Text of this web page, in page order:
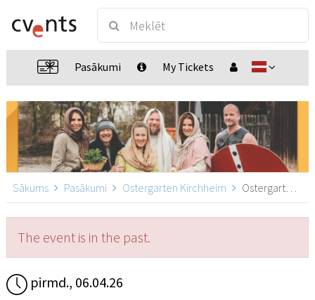
Pasākumi My Tickets
Sākums Pasākumi Ostergarten Kirchheim Ostergarten Kirchheim 12:00, Kirchheim unter Teck
The event is in the past.
pirmd., 06.04.26